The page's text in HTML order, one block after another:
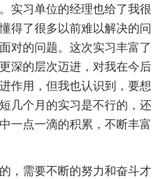
实习单位的经理也给了我很
得了很多以前难以解决的问
对的问题。这次实习丰富了
深的层次迈进，对我在今后
作用，但我也认识到，要想
几个月的实习是不行的，还
一点一滴的积累，不断丰富
，需要不断的努力和奋斗才